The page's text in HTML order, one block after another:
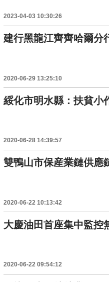
2023-04-03 10:30:26
建行黑龍江齊齊哈爾分
2020-06-29 13:25:10
綏化市明水縣：扶貧小
2020-06-28 14:39:57
雙鴨山市保産業鏈供應
2020-06-22 10:13:42
大慶油田首座集中監控
2020-06-22 09:54:12